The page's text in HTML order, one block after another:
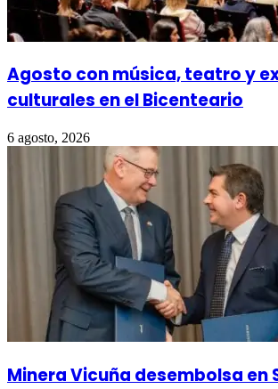
Agosto con música, teatro y
culturales en el Bicenteario
6 agosto, 2026
Minera Vicuña desembolsa en